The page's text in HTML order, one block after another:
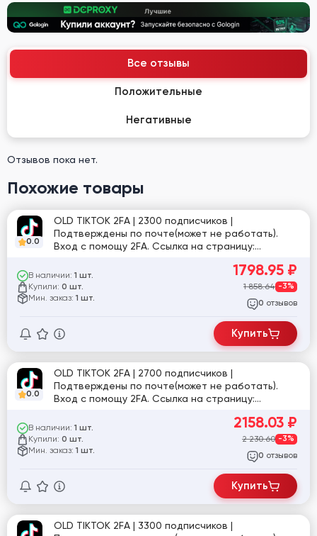
Все отзывы
Положительные
Негативные
Отзывов пока нет.
Похожие товары
0.0
OLD TIKTOK 2FA | 2300 подписчиков |
Подтверждены по почте(может не работать).
Вход с помощу 2FA. Ссылка на страницу:
В наличии: 1 шт.
Купили: 0 шт.
Мин. заказ: 1 шт.
1798.95 ₽
1 858.64 -3%
0 отзывов
Купить
0.0
OLD TIKTOK 2FA | 2700 подписчиков |
Подтверждены по почте(может не работать).
Вход с помощу 2FA. Ссылка на страницу:
В наличии: 1 шт.
Купили: 0 шт.
Мин. заказ: 1 шт.
2158.03 ₽
2 230.60 -3%
0 отзывов
Купить
OLD TIKTOK 2FA | 3300 подписчиков |